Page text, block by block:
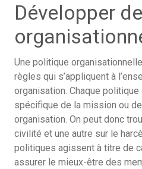
Développer
Une politique
règles qui s’appliquent à
organisation. Chaque
spécifique de la mission ou
organisation. On peut donc
civilité et une autre sur le
politiques agissent à titre de
assurer le mieux-être des